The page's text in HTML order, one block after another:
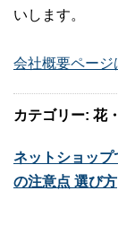
いします。
会社概要ページ
カテゴリー: 花
ネットショッ
の注意点 選び方